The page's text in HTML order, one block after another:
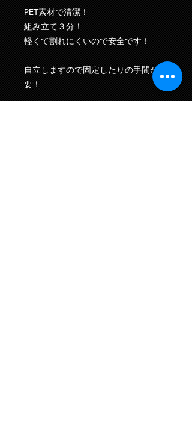
PET素材で清潔！
組み立て３分！
軽くて割れにくいので安全です！
自立しますので固定したりの手間が不
要！